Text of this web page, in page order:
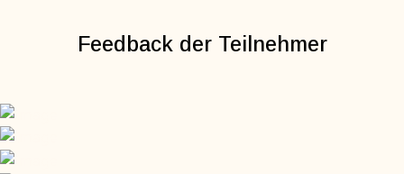
Feedback der Teilnehmer